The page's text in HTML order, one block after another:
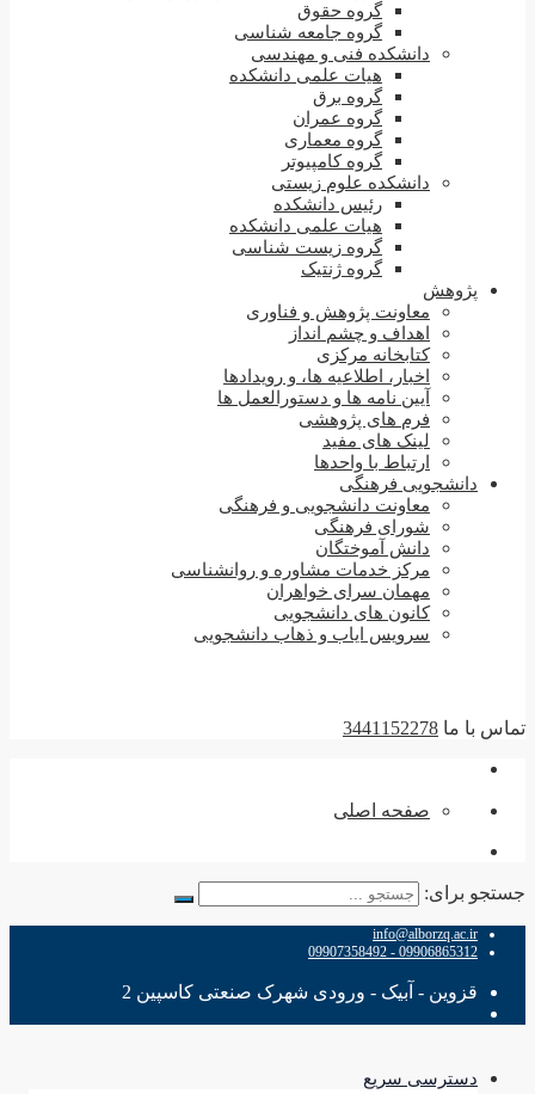
گروه حقوق
گروه جامعه شناسی
دانشکده فنی و مهندسی
هیات علمی دانشکده
گروه برق
گروه عمران
گروه معماری
گروه کامپیوتر
دانشکده علوم زیستی
رئیس دانشکده
هیات علمی دانشکده
گروه زیست شناسی
گروه ژنتیک
پژوهش
معاونت پژوهش و فناوری
اهداف و چشم انداز
کتابخانه مرکزی
اخبار، اطلاعیه ها، و رویدادها
آیین نامه ها و دستورالعمل ها
فرم های پژوهشی
لینک های مفید
ارتباط با واحدها
دانشجویی فرهنگی
معاونت دانشجویی و فرهنگی
شورای فرهنگی
دانش آموختگان
مرکز خدمات مشاوره و روانشناسی
مهمان سرای خواهران
کانون های دانشجویی
سرویس ایاب و ذهاب دانشجویی
تماس با ما 3441152278
صفحه اصلی
جستجو برای:
info@alborzq.ac.ir
09906865312 - 09907358492
قزوین - آبیک - ورودی شهرک صنعتی کاسپین 2
دسترسی سریع